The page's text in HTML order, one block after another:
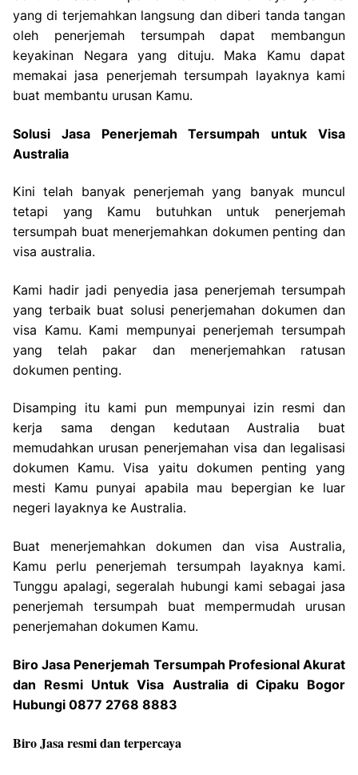
yang di terjemahkan langsung dan diberi tanda tangan
oleh penerjemah tersumpah dapat membangun
keyakinan Negara yang dituju. Maka Kamu dapat
memakai jasa penerjemah tersumpah layaknya kami
buat membantu urusan Kamu.
Solusi Jasa Penerjemah Tersumpah untuk Visa
Australia
Kini telah banyak penerjemah yang banyak muncul
tetapi yang Kamu butuhkan untuk penerjemah
tersumpah buat menerjemahkan dokumen penting dan
visa australia.
Kami hadir jadi penyedia jasa penerjemah tersumpah
yang terbaik buat solusi penerjemahan dokumen dan
visa Kamu. Kami mempunyai penerjemah tersumpah
yang telah pakar dan menerjemahkan ratusan
dokumen penting.
Disamping itu kami pun mempunyai izin resmi dan
kerja sama dengan kedutaan Australia buat
memudahkan urusan penerjemahan visa dan legalisasi
dokumen Kamu. Visa yaitu dokumen penting yang
mesti Kamu punyai apabila mau bepergian ke luar
negeri layaknya ke Australia.
Buat menerjemahkan dokumen dan visa Australia,
Kamu perlu penerjemah tersumpah layaknya kami.
Tunggu apalagi, segeralah hubungi kami sebagai jasa
penerjemah tersumpah buat mempermudah urusan
penerjemahan dokumen Kamu.
Biro Jasa Penerjemah Tersumpah Profesional Akurat
dan Resmi Untuk Visa Australia di Cipaku Bogor
Hubungi 0877 2768 8883
Biro Jasa resmi dan terpercaya